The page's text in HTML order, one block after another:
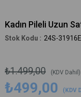
Kadın Pileli Uzun
24S-
₺1.499,00 (KDV Dahil)
₺499,00 (KDV